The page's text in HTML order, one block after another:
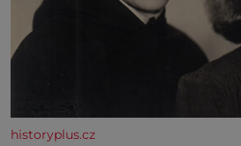
historyplus.cz